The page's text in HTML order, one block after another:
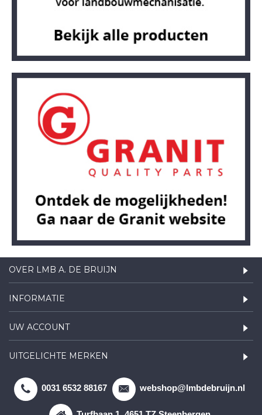
OVER LMB A. DE BRUIJN
INFORMATIE
UW ACCOUNT
UITGELICHTE MERKEN
0031 6532 88167 webshop@lmbdebruijn.nl